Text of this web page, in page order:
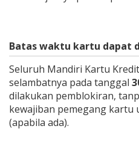
Batas waktu kartu dapat
Seluruh Mandiri Kartu
selambatnya pada tanggal
dilakukan pemblokiran,
kewajiban pemegang kartu
(apabila ada).